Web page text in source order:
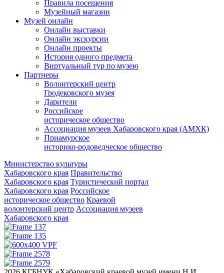
Правила посещения
Музейный магазин
Музей онлайн
Онлайн выставки
Онлайн экскурсии
Онлайн проекты
История одного предмета
Виртуальный тур по музею
Партнеры
Волонтерский центр
Гродековского музея
Дарители
Российское
историческое общество
Ассоциация музеев Хабаровского края (АМХК)
Приамурское
историко-родоведческое общество
Министерство культуры
Хабаровского края Правительство
Хабаровского края Туристический портал
Хабаровского края Российское
историческое общество Краевой
волонтерский центр Ассоциация музеев
Хабаровского края